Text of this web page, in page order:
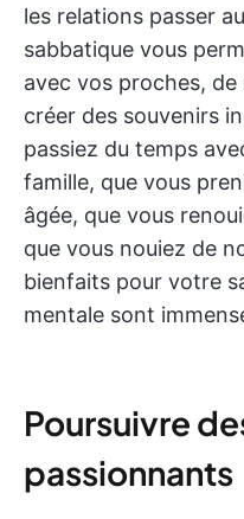
les relations passer
sabbatique vous
avec vos proches,
créer des souvenirs
passiez du temps
famille, que vous
âgée, que vous
que vous nouiez de
bienfaits pour votre
mentale sont
Poursuivre
passionnants